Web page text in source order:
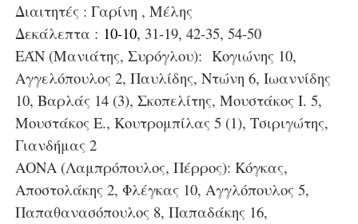
Διαιτητές : Γαρίνη , Μέλης
Δεκάλεπτα : 10-10, 31-19, 42-35, 54-50
ΕΆΝ (Μανιάτης, Συρόγλου): Κογιώνης 10,
Αγγελόπουλος 2, Παυλίδης, Ντώνη 6, Ιωαννίδης
10, Βαρλάς 14 (3), Σκοπελίτης, Μουστάκος Ι. 5,
Μουστάκος Ε., Κουτρομπίλας 5 (1), Τσιριγώτης,
Γιανδήμας 2
ΑΟΝΑ (Λαμπρόπουλος, Πέρρος): Κόγκας,
Αποστολάκης 2, Φλέγκας 10, Αγγλόπουλος 5,
Παπαθανασόπουλος 8, Παπαδάκης 16,